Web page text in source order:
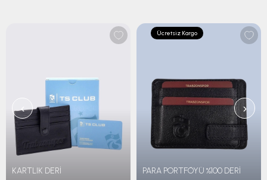
KARTLIK DERİ
PARA PORTFÖYÜ %100 DERİ
Ücretsiz Kargo
‹ ›